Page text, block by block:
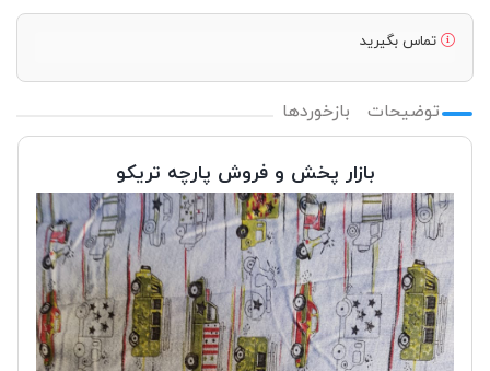
تماس بگیرید
توضیحات بازخوردها
بازار پخش و فروش پارچه تریکو